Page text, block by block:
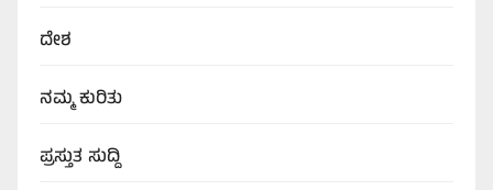
ದೇಶ
ನಮ್ಮ ಕುರಿತು
ಪ್ರಸ್ತುತ ಸುದ್ದಿ